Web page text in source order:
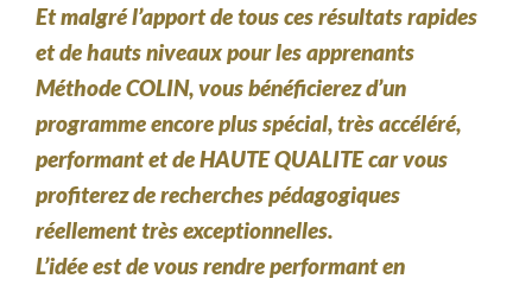
Et malgré l’apport de tous ces résultats rapides
et de hauts niveaux pour les apprenants
Méthode COLIN,vous bénéficierez d’un
programme encore plus spécial, très accéléré,
performant et de HAUTE QUALITE car vous
profiterez de recherches pédagogiques
réellement très exceptionnelles.
L’idée est de vous rendre performant en